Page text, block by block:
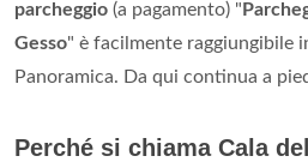
parcheggio (a pagamento) "
Gesso" è facilmente raggiungibile
Panoramica. Da qui continua a
Perché si chiama Cala